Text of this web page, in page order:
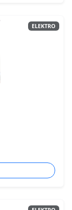
ELEKTRO